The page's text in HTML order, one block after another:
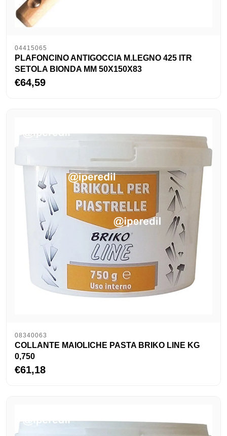
04415065
PLAFONCINO ANTIGOCCIA M.LEGNO 425 ITR
SETOLA BIONDA MM 50X150X83
€64,59
08340063
COLLANTE MAIOLICHE PASTA BRIKO LINE KG
0,750
€61,18